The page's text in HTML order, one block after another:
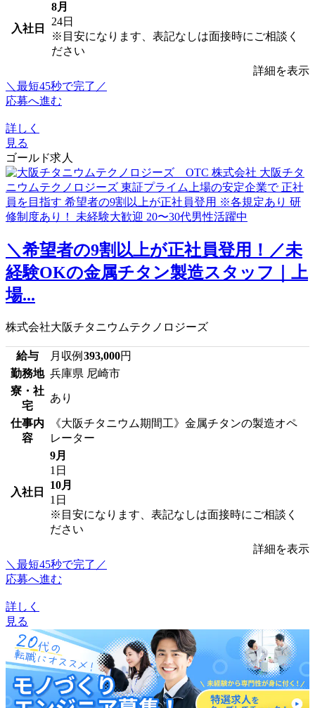
入社日
8月
24日
※目安になります、表記なしは面接時にご相談く
ださい
詳細を表示
＼最短45秒で完了／
応募へ進む
詳しく
見る
ゴールド求人
＼希望者の9割以上が正社員登用！／未
経験OKの金属チタン製造スタッフ｜上
場...
株式会社大阪チタニウムテクノロジーズ
給与 月収例 393,000円
勤務地 兵庫県 尼崎市
寮・社
宅
あり
仕事内
容
《大阪チタニウム期間工》金属チタンの製造オペ
レーター
入社日
9月
1日
10月
1日
※目安になります、表記なしは面接時にご相談く
ださい
詳細を表示
＼最短45秒で完了／
応募へ進む
詳しく
見る